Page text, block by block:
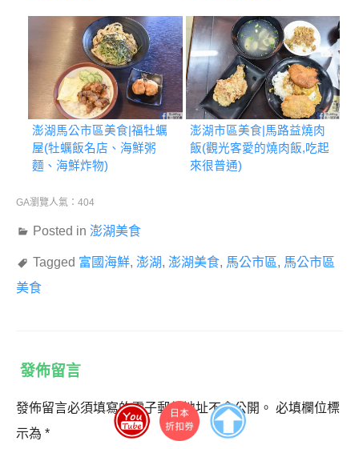
澎湖馬公市區美食|福牡蠣
屋(牡蠣飯名店、海鮮粥
麵、海鮮炸物)
澎湖市區美食|馬路益燒肉
飯(觀光客愛的燒肉飯,吃起
來很普通)
GA瀏覽人氣：404
Posted in 澎湖美食
Tagged 富國海鮮, 澎湖, 澎湖美食, 馬公市區, 馬公市區
美食
發佈留言
發佈留言必須填寫的電子郵件地址不會公開。 必填欄位標
示為 *